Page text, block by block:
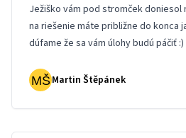
Ježiško vám pod stromček doniesol
na riešenie máte približne do konca
dúfame že sa vám úlohy budú páčiť :)
Martin Štěpánek